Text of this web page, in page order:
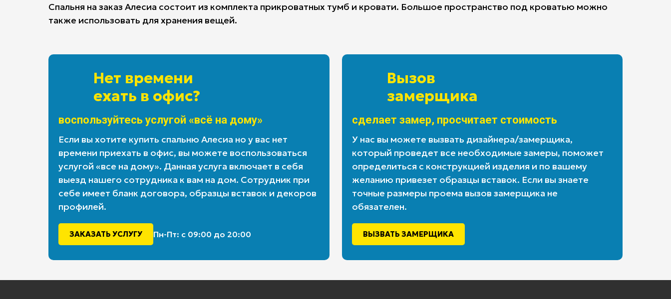
Спальня на заказ Алесиа состоит из комплекта прикроватных тумб и кровати. Большое пространство под кроватью можно
также использовать для хранения вещей.
Нет времени
ехать в офис?
воспользуйтесь услугой «всё на дому»
Если вы хотите купить спальню Алесиа но у вас нет
времени приехать в офис, вы можете воспользоваться
услугой «все на дому». Данная услуга включает в себя
выезд нашего сотрудника к вам на дом. Сотрудник при
себе имеет бланк договора, образцы вставок и декоров
профилей.
ЗАКАЗАТЬ УСЛУГУ Пн-Пт: с 09:00 до 20:00
Вызов
замерщика
сделает замер, просчитает стоимость
У нас вы можете вызвать дизайнера/замерщика,
который проведет все необходимые замеры, поможет
определиться с конструкцией изделия и по вашему
желанию привезет образцы вставок. Если вы знаете
точные размеры проема вызов замерщика не
обязателен.
ВЫЗВАТЬ ЗАМЕРЩИКА